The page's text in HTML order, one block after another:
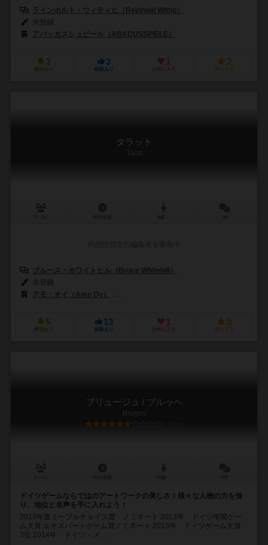
ラインホルト・ウィティヒ（Reinhold Wittig）
アバッカスシュピール（ABACUSSPIELE）
3
興味あり
3
経験あり
1
お気に入り
2
持ってる
タラット
Talat
ブルース・ホワイトヒル（Bruce Whitehill）
アモ・オイ（Amo Oy）
5
興味あり
13
経験あり
1
お気に入り
9
持ってる
ブリュージュ / ブルッヘ
Bruges
6.4
ドイツゲームならではのアートワークの美しさ！様々な人物の力を借
り、地位と名声を手に入れよう！
2013年度ミープルチョイス賞 ノミネート 2013年 ドイツ年間ゲー
ム大賞 エキスパートゲーム賞ノミネート 2013年 ドイツゲーム大賞
3位 2014年 ドイツ・メ...